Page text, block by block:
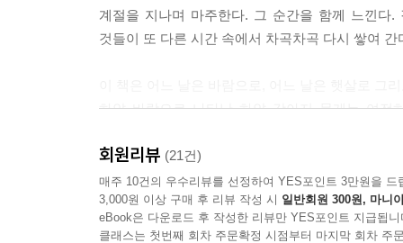
계절을 지나며 마주한다. 그 순간을 함께 느낀
것들이 또 다른 시간 속에서 차곡차곡 다시 쌓여 간
하얀 바람으로 나타난 하얀 강아지 뭉게는 여
진행형이다.
회원리뷰 (21건)
매주 10건의 우수리뷰를 선정하여 YES포인트 3만원을 드
3,000원 이상 구매 후 리뷰 작성 시 일반회원 300원, 마니
eBook은 다운로드 후 작성한 리뷰만 YES포인트 지급됩니
클래스는 첫번째 회차 주문확정 시점부터 마지막 회차 주